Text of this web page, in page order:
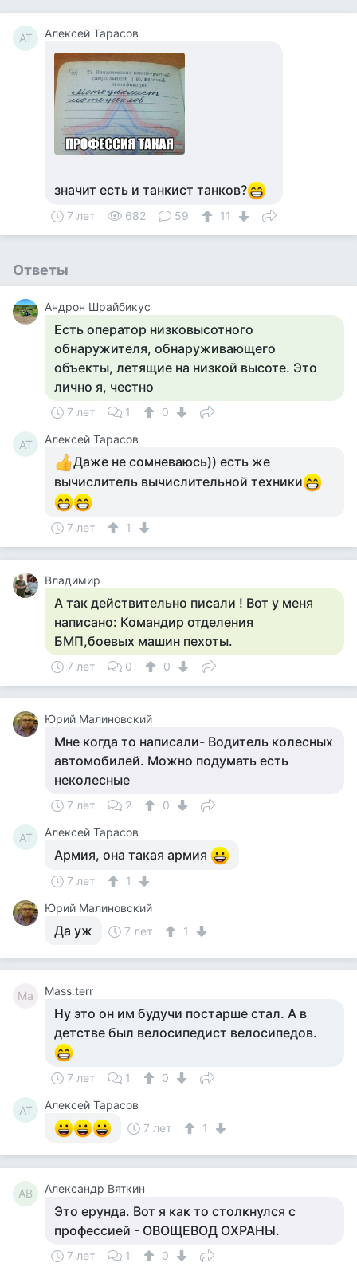
АТ Алексей Тарасов
значит есть и танкист танков?
7 лет 682 59 11
Ответы
Андрон Шрайбикус
Есть оператор низковысотного
обнаружителя, обнаруживающего
объекты, летящие на низкой высоте. Это
лично я, честно
7 лет 1 0
АТ Алексей Тарасов
Даже не сомневаюсь)) есть же
вычислитель вычислительной техники
7 лет 1
Владимир
А так действительно писали ! Вот у меня
написано: Командир отделения
БМП,боевых машин пехоты.
7 лет 0 0
Юрий Малиновский
Мне когда то написали- Водитель колесных
автомобилей. Можно подумать есть
неколесные
7 лет 2 0
АТ Алексей Тарасов
Армия, она такая армия
7 лет
1
Юрий Малиновский
Да уж 7 лет 1
Ma Mass.terr
Ну это он им будучи постарше стал. А в
детстве был велосипедист велосипедов.
7 лет 1 0
АТ
Алексей Тарасов
7 лет
1
АВ Александр Вяткин
Это ерунда. Вот я как то столкнулся с
профессией - ОВОЩЕВОД ОХРАНЫ.
7 лет 1 0